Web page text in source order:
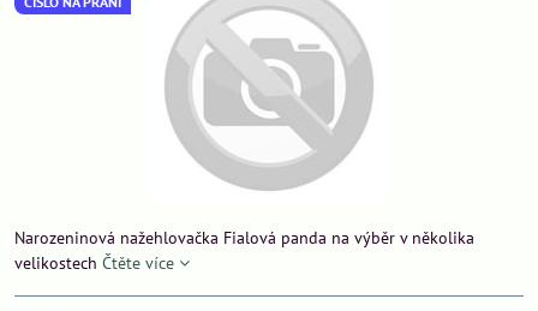
Narozeninová nažehlovačka Fialová panda na výběr v několika
velikostech Čtěte více